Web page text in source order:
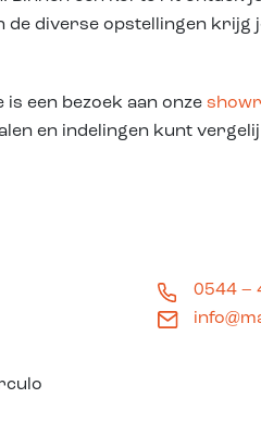
de diverse opstellingen krijg
een bezoek aan onze
en indelingen kunt
0544 –